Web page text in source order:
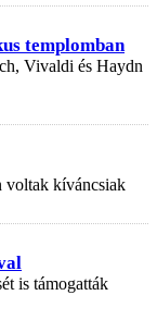
templomban
Vivaldi és Haydn
voltak kíváncsiak
is támogatták